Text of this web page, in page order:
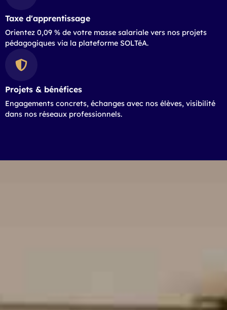
Taxe d'apprentissage
Orientez 0,09 % de votre masse salariale vers nos projets
pédagogiques via la plateforme SOLTéA.
Projets & bénéfices
Engagements concrets, échanges avec nos élèves, visibilité
dans nos réseaux professionnels.